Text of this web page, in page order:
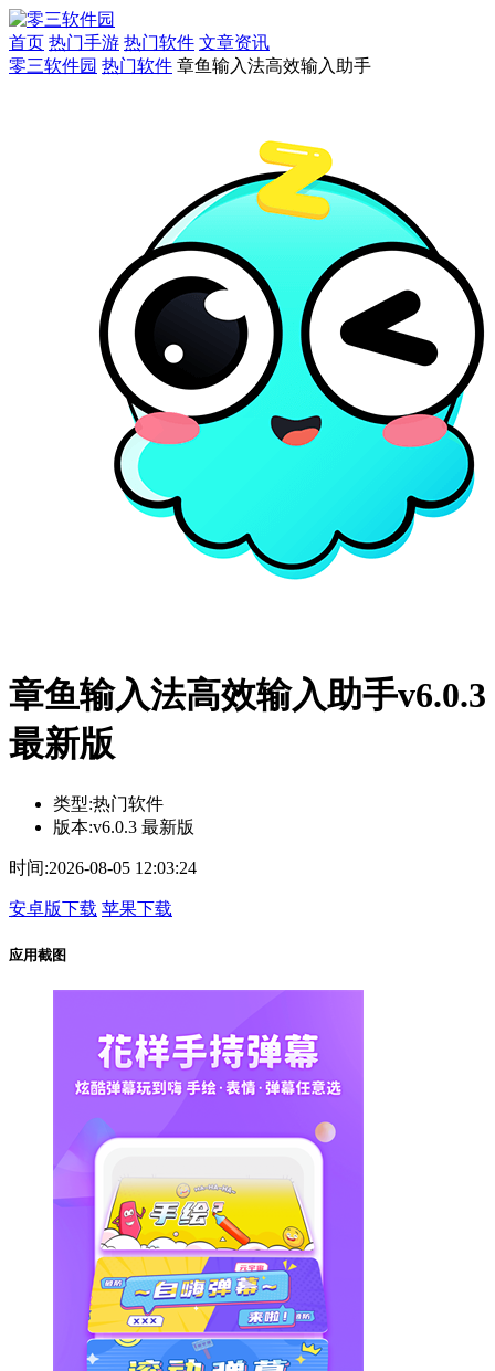
首页 热门手游 热门软件 文章资讯
零三软件园 热门软件 章鱼输入法高效输入助手
章鱼输入法高效输入助手v6.0.3
最新版
类型:热门软件
版本:v6.0.3 最新版
时间:2026-08-05 12:03:24
安卓版下载 苹果下载
应用截图